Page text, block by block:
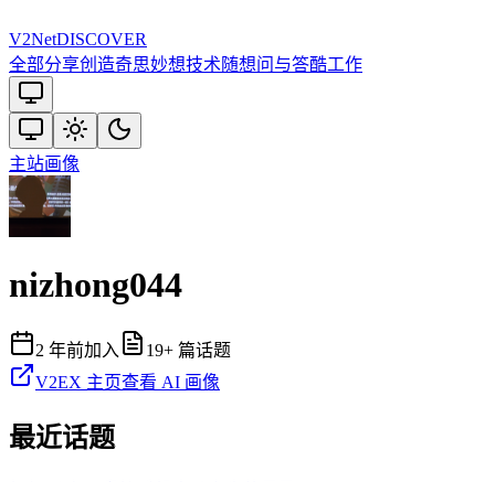
V2NetDISCOVER
全部分享创造奇思妙想技术随想问与答酷工作
主站画像
nizhong044
2 年前加入 19+ 篇话题
V2EX 主页查看 AI 画像
最近话题